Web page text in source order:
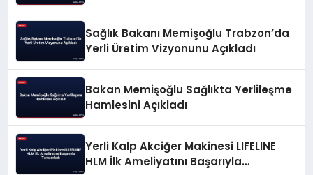
Sağlık Bakanı Memişoğlu Trabzon’da
Yerli Üretim Vizyonunu Açıkladı
Bakan Memişoğlu Sağlıkta Yerlileşme
Hamlesini Açıkladı
Yerli Kalp Akciğer Makinesi LIFELINE
HLM İlk Ameliyatını Başarıyla